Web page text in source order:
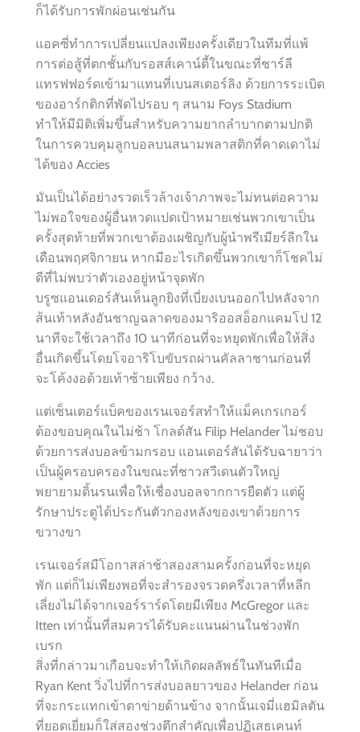
ก็ได้รับการพักผ่อนเช่นกัน
แอคซี่ทำการเปลี่ยนแปลงเพียงครั้งเดียวในทีมที่แพ้
การต่อสู้ที่ตกชั้นกับรอสส์เคาน์ตี้ในขณะที่ชาร์ลี
แทรฟฟอร์ดเข้ามาแทนที่เบนสเตอร์ลิง ด้วยการระเบิด
ของอาร์กติกที่พัดไปรอบ ๆ สนาม Foys Stadium
ทำให้มีมิติเพิ่มขึ้นสำหรับความยากลำบากตามปกติ
ในการควบคุมลูกบอลบนสนามพลาสติกที่คาดเดาไม่
ได้ของ Accies
มันเป็นได้อย่างรวดเร็วล้างเจ้าภาพจะไม่ทนต่อความ
ไม่พอใจของผู้อื่นหวดแปดเป้าหมายเช่นพวกเขาเป็น
ครั้งสุดท้ายที่พวกเขาต้องเผชิญกับผู้นำพรีเมียร์ลีกใน
เดือนพฤศจิกายน หากมีอะไรเกิดขึ้นพวกเขาก็โชคไม่
ดีที่ไม่พบว่าตัวเองอยู่หน้าจุดพัก
บรูซแอนเดอร์สันเห็นลูกยิงที่เบี่ยงเบนออกไปหลังจาก
ส้นเท้าหลังอันชาญฉลาดของมาริออสอ็อกแคมโป 12
นาทีจะใช้เวลาถึง 10 นาทีก่อนที่จะหยุดพักเพื่อให้สิ่ง
อื่นเกิดขึ้นโดยโจอาริโบขับรถผ่านคัลลาชานก่อนที่
จะโค้งงอด้วยเท้าซ้ายเพียง กว้าง.
แต่เซ็นเตอร์แบ็คของเรนเจอร์สทำให้แม็คเกรเกอร์
ต้องขอบคุณในไม่ช้า โกลด์สัน Filip Helander ไม่ชอบ
ด้วยการส่งบอลข้ามกรอบ แอนเดอร์สันได้รับฉายาว่า
เป็นผู้ครอบครองในขณะที่ชาวสวีเดนตัวใหญ่
พยายามดิ้นรนเพื่อให้เชื่องบอลจากการยืดตัว แต่ผู้
รักษาประตูได้ประกันตัวกองหลังของเขาด้วยการ
ขวางขา
เรนเจอร์สมีโอกาสล่าช้าสองสามครั้งก่อนที่จะหยุด
พัก แต่ก็ไม่เพียงพอที่จะสำรองจรวดครึ่งเวลาที่หลีก
เลี่ยงไม่ได้จากเจอร์ราร์ดโดยมีเพียง McGregor และ
Itten เท่านั้นที่สมควรได้รับคะแนนผ่านในช่วงพัก
เบรก
สิ่งที่กล่าวมาเกือบจะทำให้เกิดผลลัพธ์ในทันทีเมื่อ
Ryan Kent วิ่งไปที่การส่งบอลยาวของ Helander ก่อน
ที่จะกระแทกเข้าตาข่ายด้านข้าง จากนั้นเจมี่แฮมิลตัน
ที่ยอดเยี่ยมก็ใส่สองช่วงตึกสำคัญเพื่อปฏิเสธเคนท์